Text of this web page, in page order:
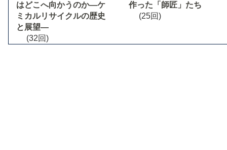
はどこへ向かうのか―ケ
ミカルリサイクルの歴史
と展望―
(32回)
作った「師匠」たち
(25回)